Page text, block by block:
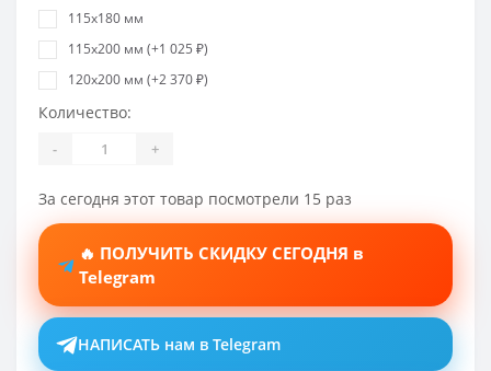
115х180 мм
115х200 мм (+1 025 ₽)
120х200 мм (+2 370 ₽)
Количество:
- +
За сегодня этот товар посмотрели 15 раз
🔥 ПОЛУЧИТЬ СКИДКУ СЕГОДНЯ в
Telegram
НАПИСАТЬ нам в Telegram